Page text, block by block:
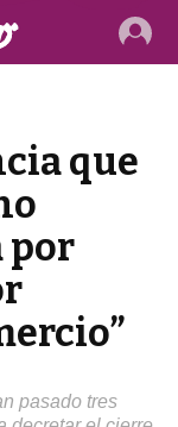
que
por
pasado tres